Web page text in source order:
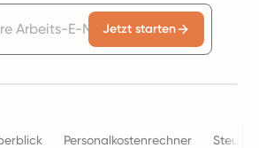
Jetzt starten
Personalkostenrechner Steuern